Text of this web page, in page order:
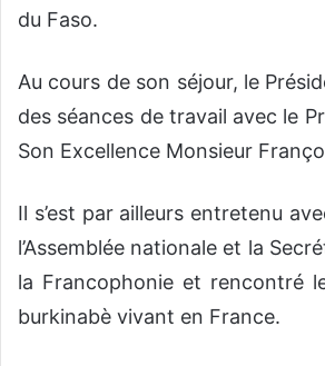
du Faso.
Au cours de son séjour, le
des séances de travail avec le
Son Excellence Monsieur
Il s’est par ailleurs entretenu
l’Assemblée nationale et la
la Francophonie et rencontré
burkinabè vivant en France.